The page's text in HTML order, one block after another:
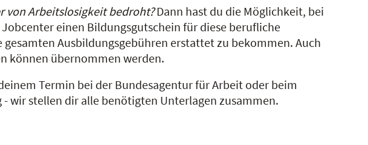
von Arbeitslosigkeit bedroht?Dann hast du die Möglichkeit, bei
einen Bildungsgutschein für diese berufliche
Ausbildungsgebühren erstattet zu bekommen. Auch
können übernommen werden.
Termin bei der Bundesagentur für Arbeit oder beim
wir stellen dir alle benötigten Unterlagen zusammen.